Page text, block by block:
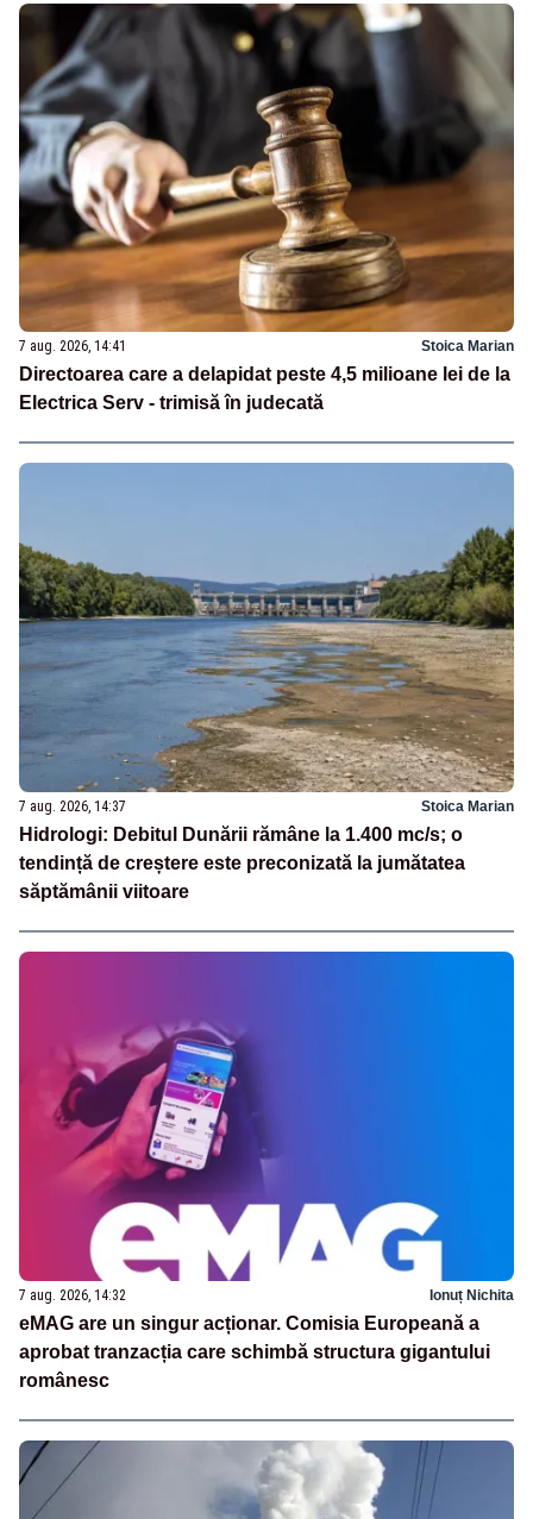
7 aug. 2026, 14:41 Stoica Marian
Directoarea care a delapidat peste 4,5 milioane lei de la
Electrica Serv - trimisă în judecată
7 aug. 2026, 14:37 Stoica Marian
Hidrologi: Debitul Dunării rămâne la 1.400 mc/s; o
tendință de creștere este preconizată la jumătatea
săptămânii viitoare
7 aug. 2026, 14:32 Ionuț Nichita
eMAG are un singur acționar. Comisia Europeană a
aprobat tranzacția care schimbă structura gigantului
românesc